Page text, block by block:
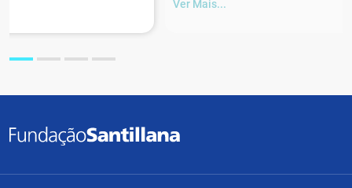
Ver Mais...